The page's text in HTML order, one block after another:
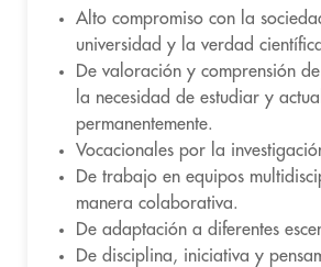
Alto compromiso con la
universidad y la verdad
De valoración y comprensión
la necesidad de estudiar y
permanentemente.
Vocacionales por la
De trabajo en equipos
manera colaborativa.
De adaptación a diferentes
De disciplina, iniciativa y